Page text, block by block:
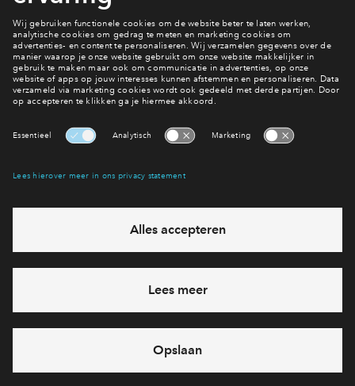
Inloggen
wetswijzigingen of veranderingen in de bedrijfsvoering.
Controleer daarom deze webpagina van tijd tot tijd of er
veranderingen zijn opgetreden. Als u vragen heeft over deze
privacyverklaring of over de verwerking van gegevens, neemt
u dan contact met ons op via deze website.
eventuele projecten
Ja, ik wil mij aanmelden
Heb je een vraag en wil je direct antwoord? Bel ons op088
71 22 660
6 dagen per week beschikbaar (behalve tijdens
feestdagen)